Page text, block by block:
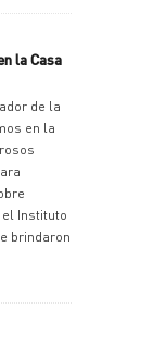
la Casa
de la
en la
Instituto
brindaron